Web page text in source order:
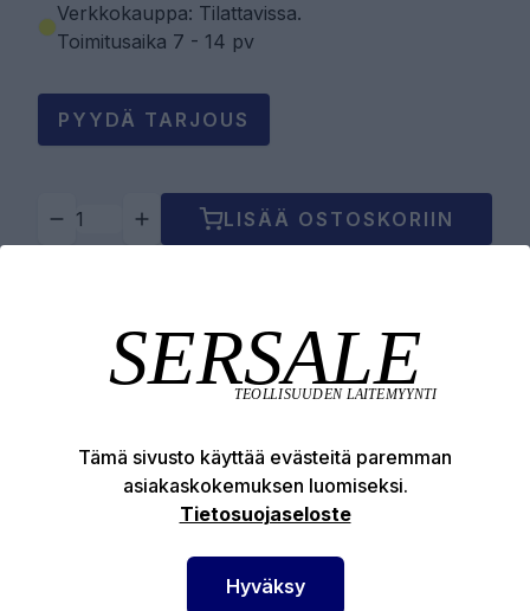
Verkkokauppa: Tilattavissa.
Toimitusaika 7 - 14 pv
PYYDÄ TARJOUS
LISÄÄ OSTOSKORIIN
Tuotekuvaus
Tämä sivusto käyttää evästeitä paremman
asiakaskokemuksen luomiseksi.
Tietosuojaseloste
Hyväksy